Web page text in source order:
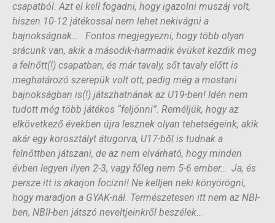
csapatból. Azt el kell fogadni, hogy igazolni muszáj volt,
hiszen 10-12 játékossal nem lehet nekivágni a
bajnokságnak… Fontos megjegyezni, hogy több olyan
srácunk van, akik a második-harmadik évüket kezdik meg
a felnőtt(!) csapatban, és már tavaly, sőt tavaly előtt is
meghatározó szerepük volt ott, pedig még a mostani
bajnokságban is(!) játszhatnának az U19-ben! Idén nem
tudott még több játékos “feljönni”. Reméljük, hogy az
elkövetkező években újra lesznek olyan tehetségeink, akik
akár egy korosztályt átugorva, U17-ből is tudnak a
felnőttben játszani, de az nem elvárható, hogy minden
évben legyen ilyen 2-3, vagy főleg nem 5-6 ember… Ja, és
persze itt is akarjon focizni! Ne kelljen neki könyörögni,
hogy maradjon a GYAK-nál. Természetesen itt nem az NBI-
ben, NBII-ben játszó neveltjeinkről beszélek…